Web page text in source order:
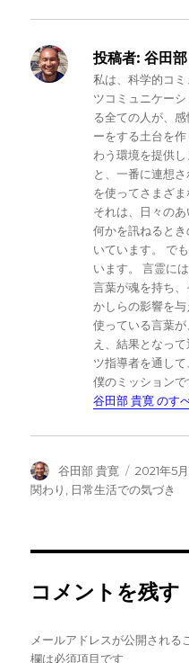
投稿者: 谷田
私は、科学的コ
ツコミュニケー
る全ての人が、
ーをする土台を
わう環境を提供
と、一番に連想
を使ってさまざま
それは、日々のあ
何かを訊ねると
いています。 で
います。 言霊に
言葉が魂を持ち
かしらの影響を
使っている言葉
え、結果となっ
ツ指導者を通し
僕のミッションで
谷田部 貴寛 のす
投
稿
谷田部 貴寛
投
稿
2021年5月
関わり
日常生活での気づき
コメントを残す
メールアドレスが公開される
欄は必須項目です